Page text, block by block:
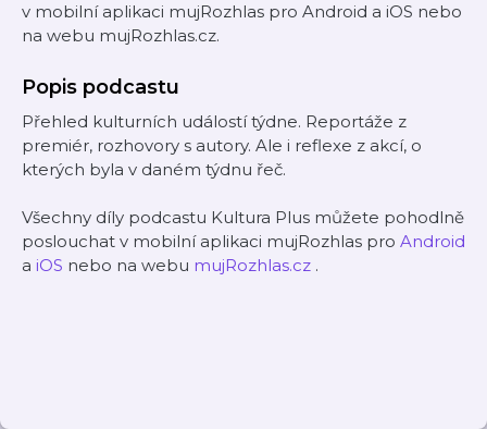
v mobilní aplikaci mujRozhlas pro Android a iOS nebo
na webu mujRozhlas.cz.
Popis podcastu
Přehled kulturních událostí týdne. Reportáže z
premiér, rozhovory s autory. Ale i reflexe z akcí, o
kterých byla v daném týdnu řeč.
Všechny díly podcastu Kultura Plus můžete pohodlně
poslouchat v mobilní aplikaci mujRozhlas pro Android
a iOS nebo na webu mujRozhlas.cz .